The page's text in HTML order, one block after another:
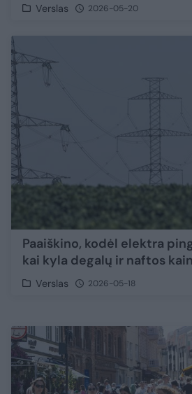
Verslas 2026-05-20
Paaiškino, kodėl elektra
kai kyla degalų ir naftos
Verslas 2026-05-18